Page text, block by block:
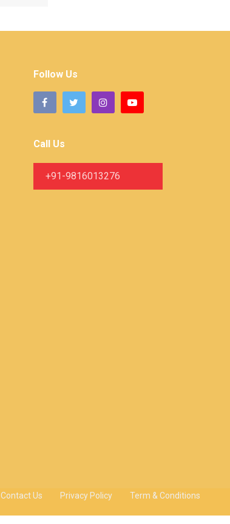
Follow Us
Call Us
+91-9816013276
Contact Us Privacy Policy
Term & Conditions